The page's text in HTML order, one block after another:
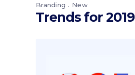
Branding New
Trends for 2019